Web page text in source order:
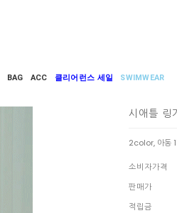
BAG ACC 클리어런스 세일 SWIMWEAR
시애틀 링
2color, 아동
소비자가격
판매가
적립금